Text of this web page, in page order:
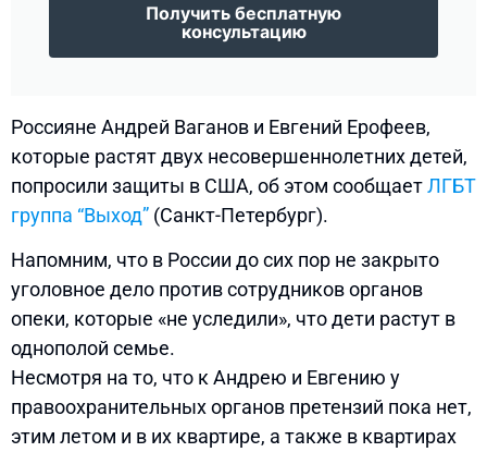
Получить бесплатную
консультацию
Россияне Андрей Ваганов и Евгений Ерофеев,
которые растят двух несовершеннолетних детей,
попросили защиты в США, об этом сообщаетЛГБТ
группа “Выход” (Санкт-Петербург).
Напомним, что в России до сих пор не закрыто
уголовное дело против сотрудников органов
опеки, которые «не уследили», что дети растут в
однополой семье.
Несмотря на то, что к Андрею и Евгению у
правоохранительных органов претензий пока нет,
этим летом и в их квартире, а также в квартирах